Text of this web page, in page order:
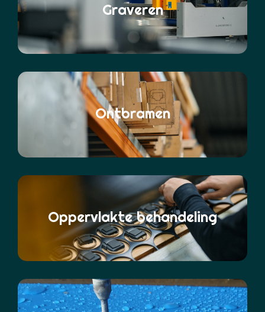
Graveren
Ontbramen
Oppervlakte behandeling